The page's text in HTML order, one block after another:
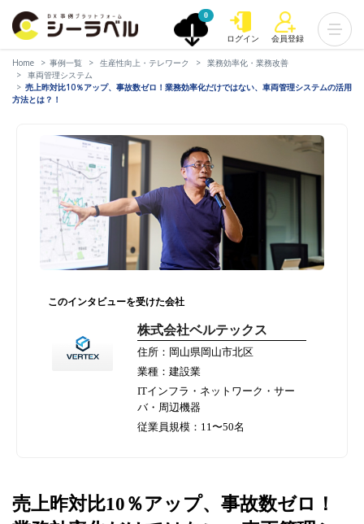
0
ログイン 会員登録
Home 事例一覧 生産性向上・テレワーク
業務効率化・業務改善
車両管理システム
売上昨対比10％アップ、事故数ゼロ！業務効率化だけではない、車両管理システムの活用
方法とは？！
このインタビューを受けた会社
株式会社ベルテックス
住所：岡山県岡山市北区
業種：建設業
ITインフラ・ネットワーク・サー
バ・周辺機器
従業員規模：11〜50名
売上昨対比10％アップ、事故数ゼロ！